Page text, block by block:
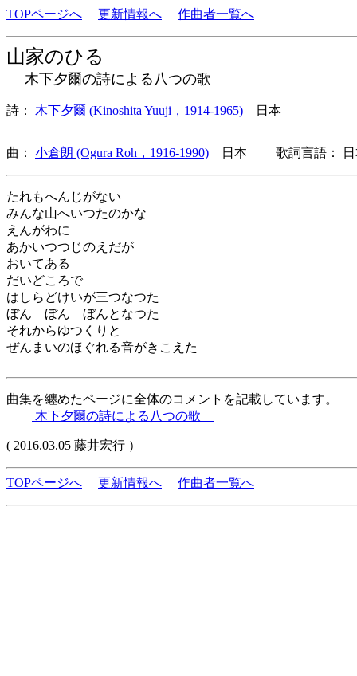
TOPページへ 更新情報へ 作曲者一覧へ
山家のひる
木下夕爾の詩による八つの歌
詩： 木下夕爾 (Kinoshita Yuuji，1914-1965) 日本
曲： 小倉朗 (Ogura Roh，1916-1990) 日本 歌詞言語： 日
たれもへんじがない
みんな山へいつたのかな
えんがわに
あかいつつじのえだが
おいてある
だいどころで
はしらどけいが三つなつた
ぼん ぼん ぼんとなつた
それからゆつくりと
ぜんまいのほぐれる音がきこえた
曲集を纏めたページに全体のコメントを記載しています。
木下夕爾の詩による八つの歌
( 2016.03.05 藤井宏行 ）
TOPページへ 更新情報へ 作曲者一覧へ